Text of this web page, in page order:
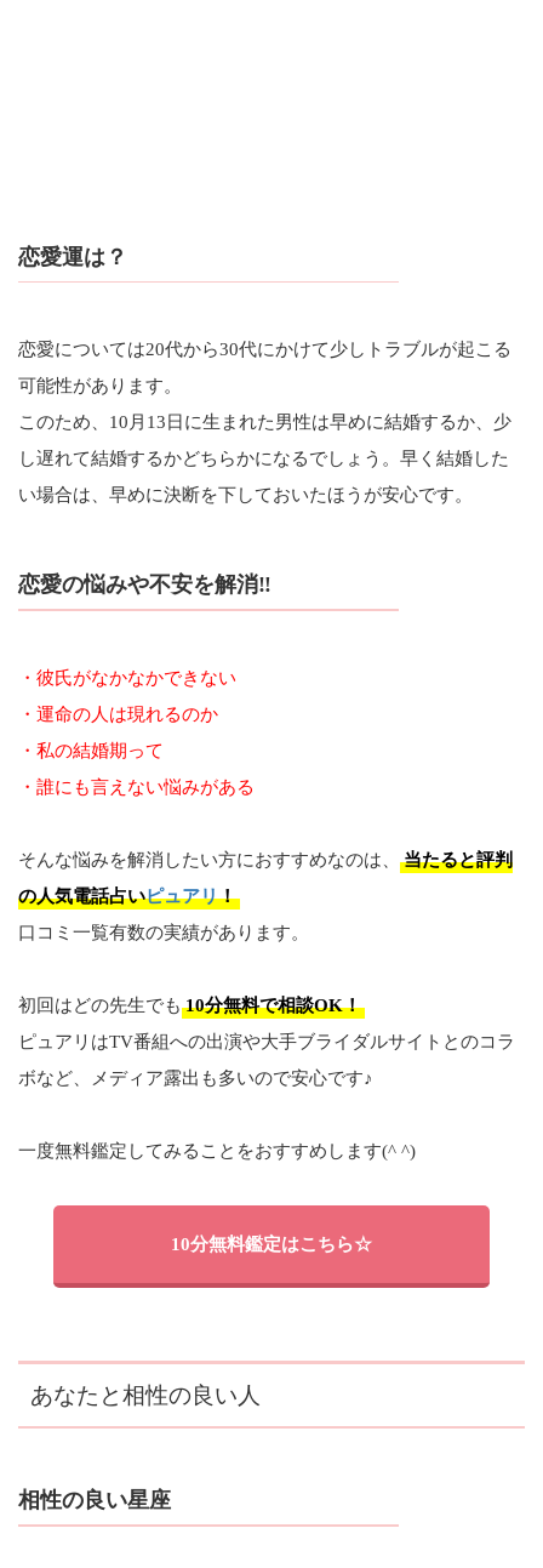
恋愛運は？
恋愛については20代から30代にかけて少しトラブルが起こる
可能性があります。
このため、10月13日に生まれた男性は早めに結婚するか、少
し遅れて結婚するかどちらかになるでしょう。早く結婚した
い場合は、早めに決断を下しておいたほうが安心です。
恋愛の悩みや不安を解消‼
・彼氏がなかなかできない
・運命の人は現れるのか
・私の結婚期って
・誰にも言えない悩みがある
そんな悩みを解消したい方におすすめなのは、
当たると評判
の人気電話占いピュアリ！
口コミ一覧有数の実績があります。
初回はどの先生でも 10分無料で相談OK！
ピュアリはTV番組への出演や大手ブライダルサイトとのコラ
ボなど、メディア露出も多いので安心です♪
一度無料鑑定してみることをおすすめします(^ ^)
10分無料鑑定はこちら☆
あなたと相性の良い人
相性の良い星座